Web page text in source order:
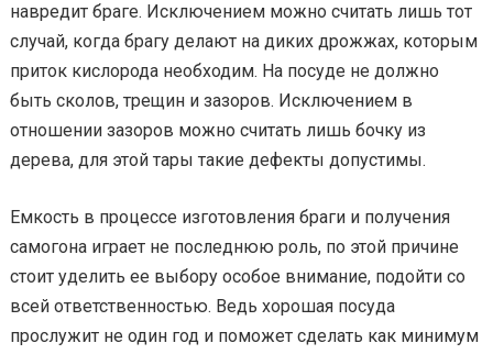
навредит браге. Исключением можно считать лишь тот
случай, когда брагу делают на диких дрожжах, которым
приток кислорода необходим. На посуде не должно
быть сколов, трещин и зазоров. Исключением в
отношении зазоров можно считать лишь бочку из
дерева, для этой тары такие дефекты допустимы.
Емкость в процессе изготовления браги и получения
самогона играет не последнюю роль, по этой причине
стоит уделить ее выбору особое внимание, подойти со
всей ответственностью. Ведь хорошая посуда
прослужит не один год и поможет сделать как минимум